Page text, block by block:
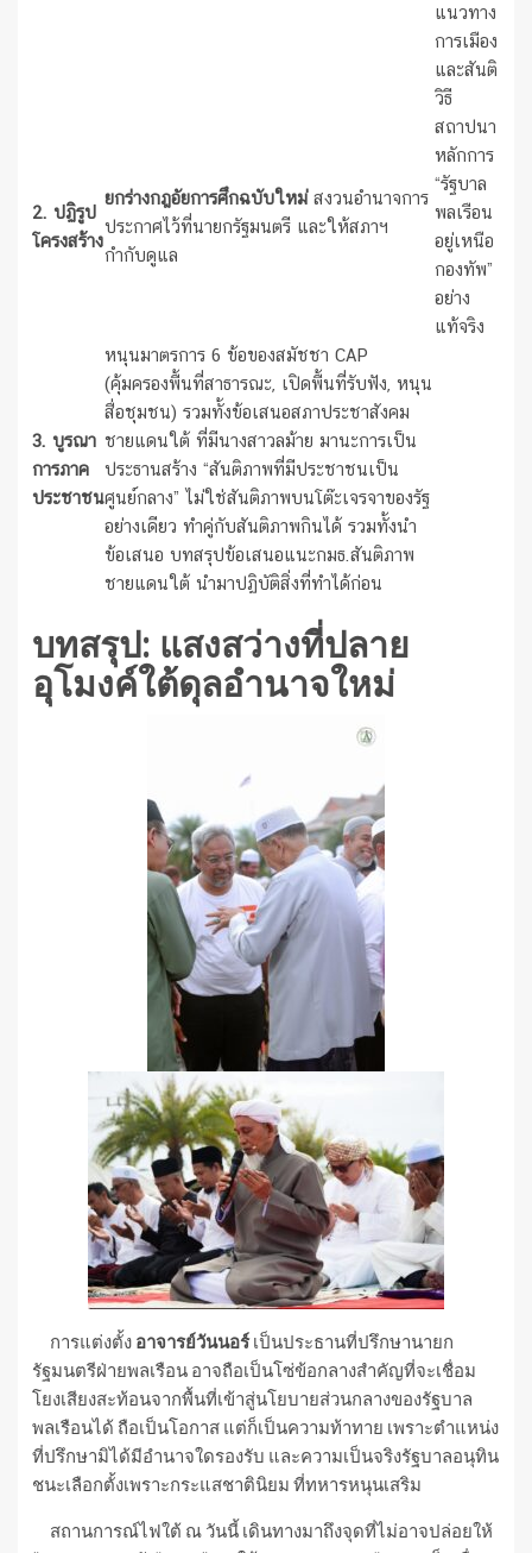
แนวทาง
การเมือง
และสันติ
วิธี
2. ปฏิรูป
โครงสร้าง
ยกร่างกฎอัยการศึกฉบับใหม่สงวนอำนาจการ
ประกาศไว้ที่นายกรัฐมนตรี และให้สภาฯ
กำกับดูแล
สถาปนา
หลักการ
“รัฐบาล
พลเรือน
อยู่เหนือ
กองทัพ”
อย่าง
แท้จริง
3. บูรณา
การภาค
ประชาชน
หนุนมาตรการ 6 ข้อของสมัชชา CAP
(คุ้มครองพื้นที่สาธารณะ, เปิดพื้นที่รับฟัง, หนุน
สื่อชุมชน) รวมทั้งข้อเสนอสภาประชาสังคม
ชายแดนใต้ ที่มีนางสาวลม้าย มานะการเป็น
ประธานสร้าง “สันติภาพที่มีประชาชนเป็น
ศูนย์กลาง” ไม่ใช่สันติภาพบนโต๊ะเจรจาของรัฐ
อย่างเดียว ทำคู่กับสันติภาพกินได้ รวมทั้งนำ
ข้อเสนอ บทสรุปข้อเสนอแนะกมธ.สันติภาพ
ชายแดนใต้ นำมาปฏิบัติสิ่งที่ทำได้ก่อน
บทสรุป: แสงสว่างที่ปลาย
อุโมงค์ใต้ดุลอำนาจใหม่
การแต่งตั้ง อาจารย์วันนอร์เป็นประธานที่ปรึกษานายก
รัฐมนตรีฝ่ายพลเรือน อาจถือเป็นโซ่ข้อกลางสำคัญที่จะเชื่อม
โยงเสียงสะท้อนจากพื้นที่เข้าสู่นโยบายส่วนกลางของรัฐบาล
พลเรือนได้ ถือเป็นโอกาส แต่ก็เป็นความท้าทาย เพราะตำแหน่ง
ที่ปรึกษามิได้มีอำนาจใดรองรับ และความเป็นจริงรัฐบาลอนุทิน
ชนะเลือกตั้งเพราะกระแสชาตินิยม ที่ทหารหนุนเสริม
สถานการณ์ไฟใต้ ณ วันนี้ เดินทางมาถึงจุดที่ไม่อาจปล่อยให้